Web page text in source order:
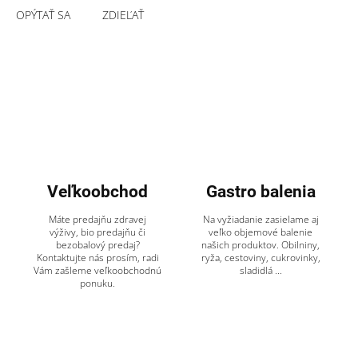
OPÝTAŤ SA ZDIEĽAŤ
Veľkoobchod
Máte predajňu zdravej
výživy, bio predajňu či
bezobalový predaj?
Kontaktujte nás prosím, radi
Vám zašleme veľkoobchodnú
ponuku.
Gastro balenia
Na vyžiadanie zasielame aj
veľko objemové balenie
našich produktov. Obilniny,
ryža, cestoviny, cukrovinky,
sladidlá ...